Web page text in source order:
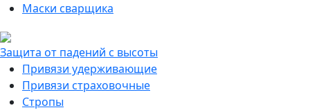
Маски сварщика
Защита от падений с высоты
Привязи удерживающие
Привязи страховочные
Стропы